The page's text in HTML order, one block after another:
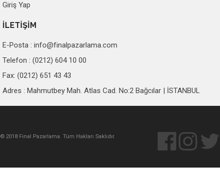
Giriş Yap
İLETİŞİM
E-Posta : info@finalpazarlama.com
Telefon : (0212) 604 10 00
Fax: (0212) 651 43 43
Adres : Mahmutbey Mah. Atlas Cad. No:2 Bağcılar | İSTANBUL
© 2018 Final Pazarlama. Tüm Hakları Saklıdır.